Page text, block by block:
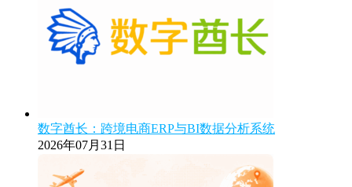
数字酋长：跨境电商ERP与BI数据分析系统
2026年07月31日